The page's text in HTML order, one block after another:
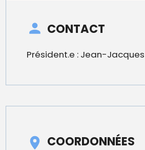
CONTACT
Président.e : Jean-Jacques
COORDONNÉES